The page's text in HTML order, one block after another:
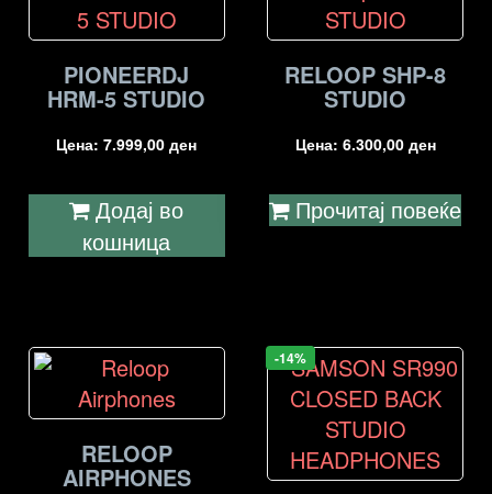
PIONEERDJ
HRM-5 STUDIO
Цена:7.999,00ден
Додај во
кошница
RELOOP SHP-8
STUDIO
Цена: 6.300,00 ден
Прочитај повеќе
RELOOP
AIRPHONES
-14%